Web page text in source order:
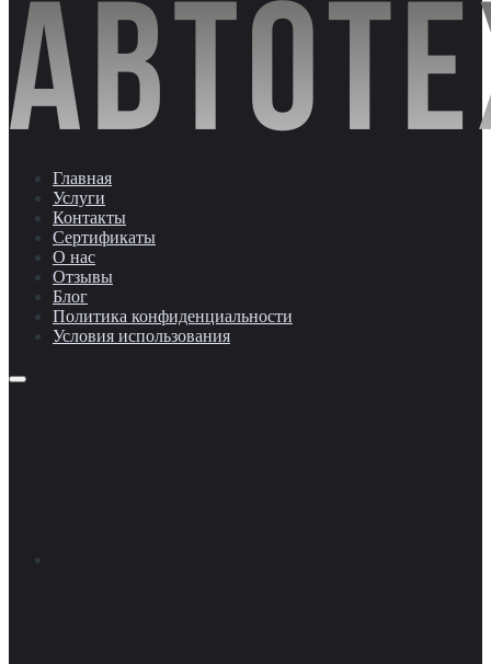
Главная
Услуги
Контакты
Сертификаты
О нас
Отзывы
Блог
Политика конфиденциальности
Условия использования